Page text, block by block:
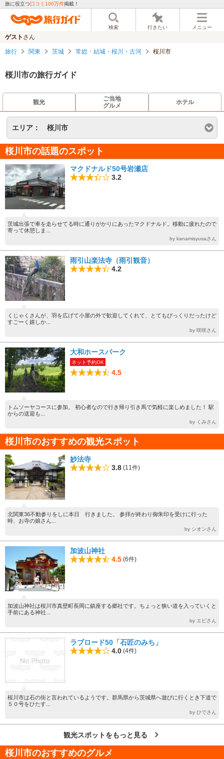
旅に役立つ口コミ100万件掲載！
検索 行きたい メニュー
ゲスト さん
旅行 関東 茨城 常総・結城・桜川・古河 桜川市
桜川市の旅行ガイド
観光
ご当地
グルメ
ホテル
エリア： 桜川市
桜川市の話題のスポット
マクドナルド50号岩瀬店
3.2
茨城出張で車を走らせてる時に通りがかりにあったマクドナルド。移動に疲れたので
寄って休憩しま...
by kanamisyusaさん
雨引山楽法寺（雨引観音）
4.2
くじゃくさんが、羽を広げて小屋の外で歓迎してくれて、とてもびっくりだったけど
すごーく嬉しか...
by 咲咲さん
大和ホースパーク
ネット予約OK
4.5
トムソーヤコースに参加。 初心者なので行き帰り引き馬で気軽に楽しめました！ 駅
からの送迎も...
by くみさん
桜川市のおすすめの観光スポット
妙法寺
3.8 (11件)
北関東36不動参りをしに本日 行きました。 参拝が終わり御朱印を受けに行った
時、お寺の娘さん...
by シオンさん
加波山神社
4.5 (6件)
加波山神社は桜川市真壁町長岡に鎮座する郷社です。ちょっと狭い道を入っていくと
手前にある神社...
by エビさん
ラブロード50「石匠のみち」
4.0 (4件)
桜川市は石の街と言われているようです。群馬県から茨城県へ遊びに行くとき下道で
５０号をひたす...
by ひでさん
観光スポットをもっと見る
桜川市のおすすめのグルメ